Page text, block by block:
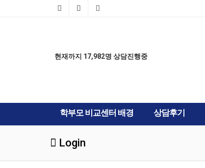
현재까지 17,982명 상담진행중
학부모 비교센터 배경 상담후기
Login